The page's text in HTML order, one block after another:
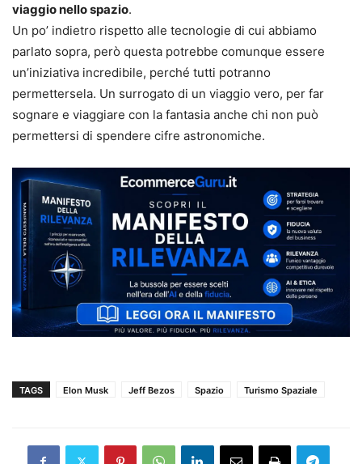
viaggio nello spazio.
Un po’ indietro rispetto alle tecnologie di cui abbiamo
parlato sopra, però questa potrebbe comunque essere
un’iniziativa incredibile, perché tutti potranno
permettersela. Un surrogato di un viaggio vero, per far
sognare e viaggiare con la fantasia anche chi non può
permettersi di spendere cifre astronomiche.
TAGS Elon Musk Jeff Bezos Spazio Turismo Spaziale